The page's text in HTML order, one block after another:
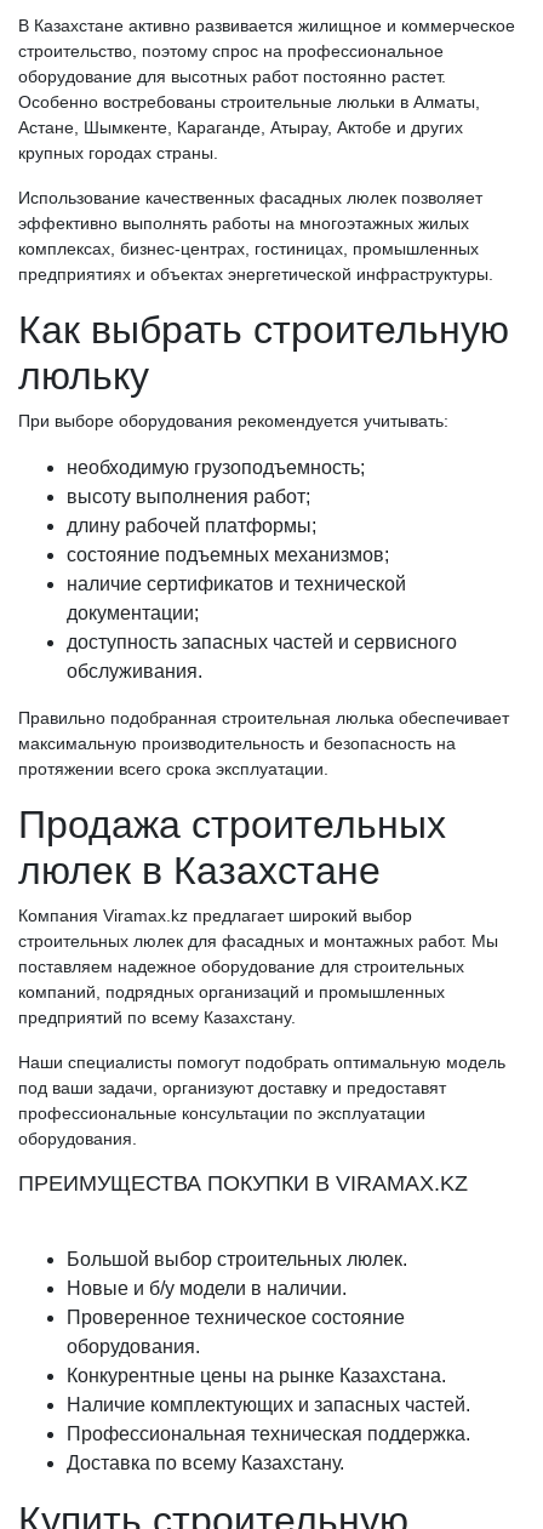
В Казахстане активно развивается жилищное и коммерческое
строительство, поэтому спрос на профессиональное
оборудование для высотных работ постоянно растет.
Особенно востребованы строительные люльки в Алматы,
Астане, Шымкенте, Караганде, Атырау, Актобе и других
крупных городах страны.
Использование качественных фасадных люлек позволяет
эффективно выполнять работы на многоэтажных жилых
комплексах, бизнес-центрах, гостиницах, промышленных
предприятиях и объектах энергетической инфраструктуры.
Как выбрать строительную
люльку
При выборе оборудования рекомендуется учитывать:
необходимую грузоподъемность;
высоту выполнения работ;
длину рабочей платформы;
состояние подъемных механизмов;
наличие сертификатов и технической
документации;
доступность запасных частей и сервисного
обслуживания.
Правильно подобранная строительная люлька обеспечивает
максимальную производительность и безопасность на
протяжении всего срока эксплуатации.
Продажа строительных
люлек в Казахстане
Компания Viramax.kz предлагает широкий выбор
строительных люлек для фасадных и монтажных работ. Мы
поставляем надежное оборудование для строительных
компаний, подрядных организаций и промышленных
предприятий по всему Казахстану.
Наши специалисты помогут подобрать оптимальную модель
под ваши задачи, организуют доставку и предоставят
профессиональные консультации по эксплуатации
оборудования.
ПРЕИМУЩЕСТВА ПОКУПКИ В VIRAMAX.KZ
Большой выбор строительных люлек.
Новые и б/у модели в наличии.
Проверенное техническое состояние
оборудования.
Конкурентные цены на рынке Казахстана.
Наличие комплектующих и запасных частей.
Профессиональная техническая поддержка.
Доставка по всему Казахстану.